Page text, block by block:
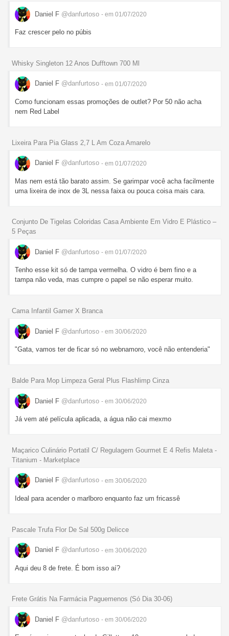
Daniel F @danfurtoso - em 01/07/2020
Faz crescer pelo no púbis
Whisky Singleton 12 Anos Dufftown 700 Ml
Daniel F @danfurtoso - em 01/07/2020
Como funcionam essas promoções de outlet? Por 50 não acha
nem Red Label
Lixeira Para Pia Glass 2,7 L Am Coza Amarelo
Daniel F @danfurtoso - em 01/07/2020
Mas nem está tão barato assim. Se garimpar você acha facilmente
uma lixeira de inox de 3L nessa faixa ou pouca coisa mais cara.
Conjunto De Tigelas Coloridas Casa Ambiente Em Vidro E Plástico –
5 Peças
Daniel F @danfurtoso - em 01/07/2020
Tenho esse kit só de tampa vermelha. O vidro é bem fino e a
tampa não veda, mas cumpre o papel se não esperar muito.
Cama Infantil Gamer X Branca
Daniel F @danfurtoso - em 30/06/2020
"Gata, vamos ter de ficar só no webnamoro, você não entenderia"
Balde Para Mop Limpeza Geral Plus Flashlimp Cinza
Daniel F @danfurtoso - em 30/06/2020
Já vem até película aplicada, a água não cai mexmo
Maçarico Culinário Portatil C/ Regulagem Gourmet E 4 Refis Maleta -
Titanium - Marketplace
Daniel F @danfurtoso - em 30/06/2020
Ideal para acender o marlboro enquanto faz um fricassê
Pascale Trufa Flor De Sal 500g Delicce
Daniel F @danfurtoso - em 30/06/2020
Aqui deu 8 de frete. É bom isso aí?
Frete Grátis Na Farmácia Paguemenos (Só Dia 30-06)
Daniel F @danfurtoso - em 30/06/2020